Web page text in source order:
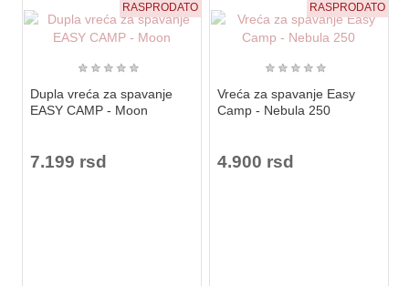
RASPRODATO
★ ★ ★ ★ ★
Dupla vreća za spavanje
EASY CAMP - Moon
7.199 rsd
RASPRODATO
★ ★ ★ ★ ★
Vreća za spavanje Easy
Camp - Nebula 250
4.900 rsd